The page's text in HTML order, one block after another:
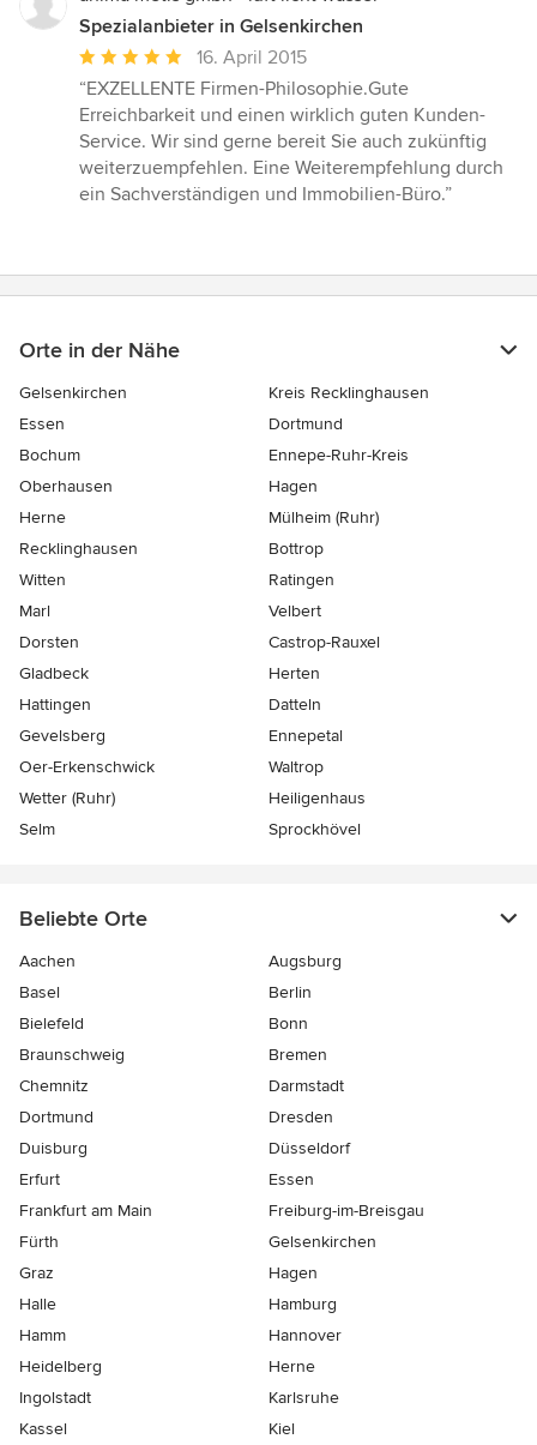
Spezialanbieter in Gelsenkirchen
Durchschnittliche
Bewertung:
5
von
5
Sternen
16. April 2015
“EXZELLENTE Firmen-Philosophie.Gute
Erreichbarkeit und einen wirklich guten Kunden-
Service. Wir sind gerne bereit Sie auch zukünftig
weiterzuempfehlen. Eine Weiterempfehlung durch
ein Sachverständigen und Immobilien-Büro.”
Orte in der Nähe
Gelsenkirchen
Kreis Recklinghausen
Essen
Dortmund
Bochum
Ennepe-Ruhr-Kreis
Oberhausen
Hagen
Herne
Mülheim (Ruhr)
Recklinghausen
Bottrop
Witten
Ratingen
Marl
Velbert
Dorsten
Castrop-Rauxel
Gladbeck
Herten
Hattingen
Datteln
Gevelsberg
Ennepetal
Oer-Erkenschwick
Waltrop
Wetter (Ruhr)
Heiligenhaus
Selm
Sprockhövel
Beliebte Orte
Aachen
Augsburg
Basel
Berlin
Bielefeld
Bonn
Braunschweig
Bremen
Chemnitz
Darmstadt
Dortmund
Dresden
Duisburg
Düsseldorf
Erfurt
Essen
Frankfurt am Main
Freiburg-im-Breisgau
Fürth
Gelsenkirchen
Graz
Hagen
Halle
Hamburg
Hamm
Hannover
Heidelberg
Herne
Ingolstadt
Karlsruhe
Kassel
Kiel